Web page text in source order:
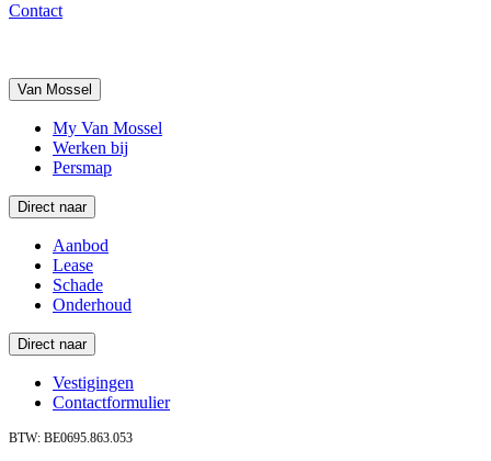
Contact
Van Mossel
My Van Mossel
Werken bij
Persmap
Direct naar
Aanbod
Lease
Schade
Onderhoud
Direct naar
Vestigingen
Contactformulier
BTW: BE0695.863.053